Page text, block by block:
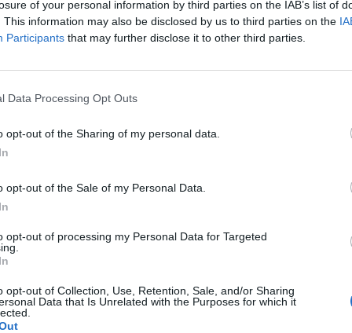
of your personal information by third parties on the IAB’s list of
This information may also be disclosed by us to third parties on the
Participants that may further disclose it to other third parties.
Data Processing Opt Outs
opt-out of the Sharing of my personal data.
opt-out of the Sale of my Personal Data.
opt-out of processing my Personal Data for Targeted
opt-out of Collection, Use, Retention, Sale, and/or Sharing
Data that Is Unrelated with the Purposes for which it
Fot. Pixabay
dym, widoczny z odległości kilku kilometrów. Prace strażaków
późnych godzin wieczornych.